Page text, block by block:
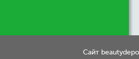
Сайт